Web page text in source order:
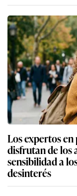
Los expertos
disfrutan de los
sensibilidad a
desinterés